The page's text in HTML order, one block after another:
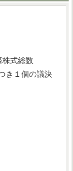
式総数
き１個の議決